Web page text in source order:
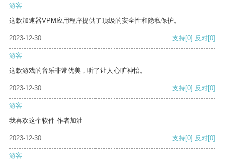
游客
这款加速器VPM应用程序提供了顶级的安全性和隐私保护。
2023-12-30 支持[0] 反对[0]
游客
这款游戏的音乐非常优美，听了让人心旷神怡。
2023-12-30 支持[0] 反对[0]
游客
我喜欢这个软件 作者加油
2023-12-30 支持[0] 反对[0]
游客